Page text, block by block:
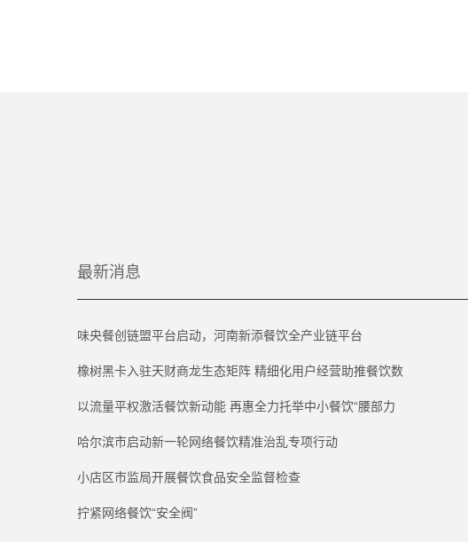
最新消息
味央餐创链盟平台启动，河南新添餐饮全产业链平台
橡树黑卡入驻天财商龙生态矩阵 精细化用户经营助推餐饮数
以流量平权激活餐饮新动能 再惠全力托举中小餐饮“腰部力
哈尔滨市启动新一轮网络餐饮精准治乱专项行动
小店区市监局开展餐饮食品安全监督检查
拧紧网络餐饮“安全阀”